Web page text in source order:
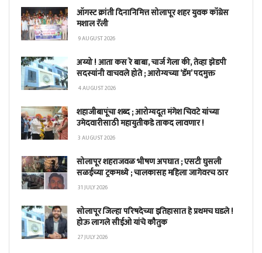
ऑगस्ट क्रांती दिनानिमित्त सोलापूर शहर युवक कॉंग्रेस
मशाल रॅली
9 AUGUST 2026
अय्यो ! आता कस रे बाबा, चार्ज गेला की, तेव्हा झेडपी
सदस्यांनी वाचवले होते ; आरोग्यच्या ‘डॅम’ पदमुक्त
4 AUGUST 2026
शहाजीबापूंचा शब्द ; आरोग्यदूत मंगेश चिवटे यांच्या
उमेदवारीसाठी महायुतीकडे ताकद लावणार !
3 AUGUST 2026
सोलापूर शहराजवळ भीषण अपघात ; एसटी घुसली
सळईच्या ट्रकमध्ये ; चालकासह महिला जागेवरच ठार
31 JULY 2026
सोलापूर जिल्हा परिषदेच्या इतिहासात हे प्रथमच घडले !
होऊ लागले सीईओ यांचे कौतुक
27 JULY 2026